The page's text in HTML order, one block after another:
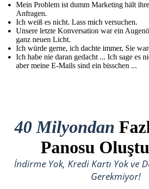
Mein Problem ist dumm Marketing hält
Anfragen.
Ich weiß es nicht. Lass mich versuchen.
Unsere letzte Konversation war ein
ganz neuen Licht.
Ich würde gerne, ich dachte immer, Sie
Ich habe nie daran gedacht ... Ich sage es
aber meine E-Mails sind ein bisschen ...
40 Milyondan
Panosu
İndirme Yok, Kredi Kartı Yok ve
Gerekmiyor!